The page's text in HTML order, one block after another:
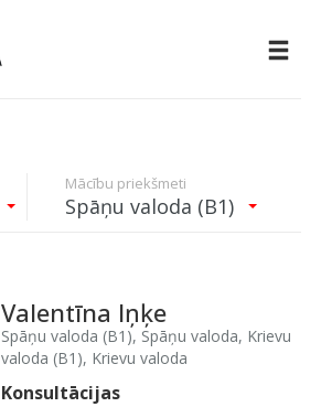
Mācību priekšmeti
Spāņu valoda (B1)
Valentīna Iņķe
Spāņu valoda (B1), Spāņu valoda, Krievu
valoda (B1), Krievu valoda
Konsultācijas